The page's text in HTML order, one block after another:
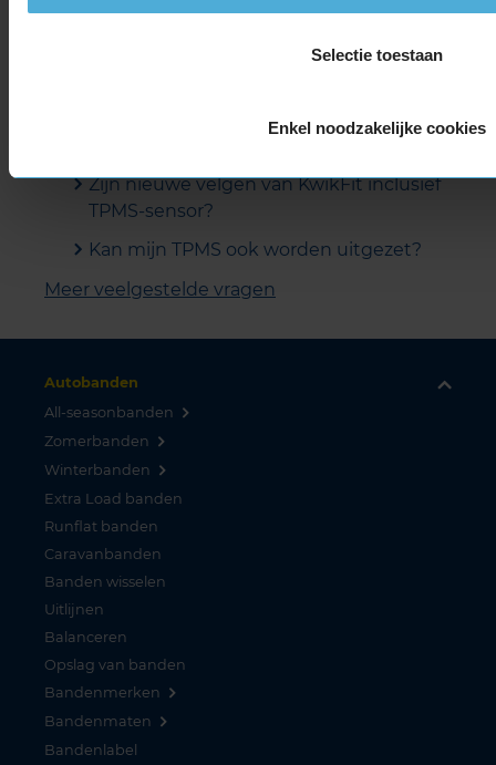
Selectie toestaan
Enkel noodzakelijke cookies
Wat is TPMS?
Mijn voertuig heeft geen TPMS. Moet ik
Mijn auto is ouder dan november 2014,
Zijn nieuwe velgen van KwikFit inclusief
TPMS-sensor?
Kan mijn TPMS ook worden uitgezet?
Meer veelgestelde vragen
Autobanden
All-seasonbanden
Zomerbanden
Winterbanden
Extra Load banden
Runflat banden
Caravanbanden
Banden wisselen
Uitlijnen
Balanceren
Opslag van banden
Bandenmerken
Bandenmaten
Bandenlabel